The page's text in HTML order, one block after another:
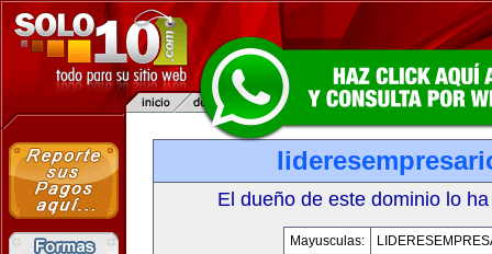
El dueño de este dominio lo
Mayusculas: